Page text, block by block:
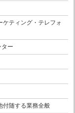
ケティング・テレフォ
ー
付随する業務全般